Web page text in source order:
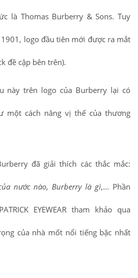
là Thomas Burberry & Sons. Tuy
logo đầu tiên mới được ra mắt
đề cập bên trên).
này trên logo của Burberry lại có
một cách nâng vị thế của thương
đã giải thích các thắc mắc:
nước nào, Burberry là gì,... Phần
EYEWEAR tham khảo qua
của nhà mốt nổi tiếng bậc nhất